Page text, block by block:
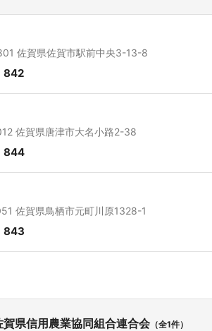
佐賀県佐賀市駅前中央3-13-8
842
佐賀県唐津市大名小路2-38
844
佐賀県鳥栖市元町川原1328-1
843
賀県信用農業協同組合連合会 （全1件）